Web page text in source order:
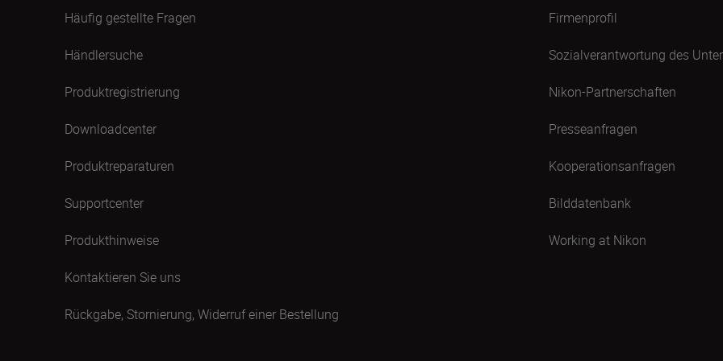
Häufig gestellte Fragen
Händlersuche
Produktregistrierung
Downloadcenter
Produktreparaturen
Supportcenter
Produkthinweise
Kontaktieren Sie uns
Rückgabe, Stornierung, Widerruf einer Bestellung
Firmenprofil
Sozialverantwortung des
Nikon-Partnerschaften
Presseanfragen
Kooperationsanfragen
Bilddatenbank
Working at Nikon